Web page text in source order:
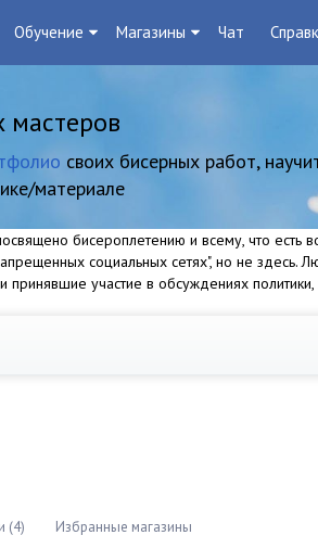
Обучение Магазины Чат
мастеров
своих бисерных работ,
материале
бисероплетению и всему, что есть
социальных сетях", но не
принявшие участие в обсуждениях
(4) Избранные магазины